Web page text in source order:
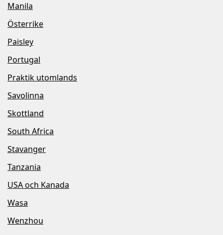
Manila
Österrike
Paisley
Portugal
Praktik utomlands
Savolinna
Skottland
South Africa
Stavanger
Tanzania
USA och Kanada
Wasa
Wenzhou